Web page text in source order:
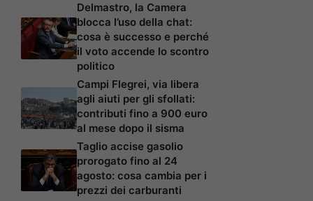
Delmastro, la Camera
blocca l’uso della chat:
cosa è successo e perché
il voto accende lo scontro
politico
Campi Flegrei, via libera
agli aiuti per gli sfollati:
contributi fino a 900 euro
al mese dopo il sisma
Taglio accise gasolio
prorogato fino al 24
agosto: cosa cambia per i
prezzi dei carburanti